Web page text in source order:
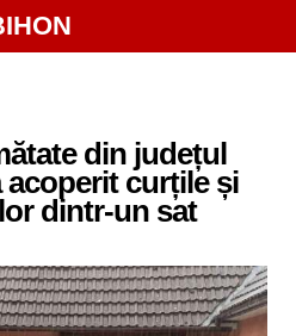
din județul
curțile și
dintr-un sat